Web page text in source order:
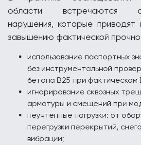
области встречаются
нарушения, которые приводят
завышению фактической
использование паспортных
без инструментальной
бетона B25 при фактическом
игнорирование сквозных
арматуры и смещений при
неучтённые нагрузки: от
перегрузки перекрытий,
вибрации;